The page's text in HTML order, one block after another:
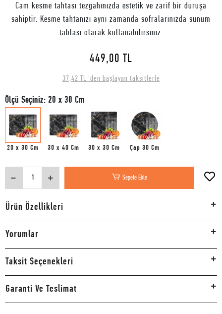
Cam kesme tahtası tezgahınızda estetik ve zarif bir duruşa
sahiptir. Kesme tahtanızı aynı zamanda sofralarınızda sunum
tablası olarak kullanabilirsiniz.
449,00 TL
37,42 TL 'den başlayan taksitlerle
Ölçü Seçiniz: 20 x 30 Cm
20 x 30 Cm 30 x 40 Cm 30 x 30 Cm Çap 30 Cm
Sepete Ekle
Ürün Özellikleri
Yorumlar
Taksit Seçenekleri
Garanti Ve Teslimat